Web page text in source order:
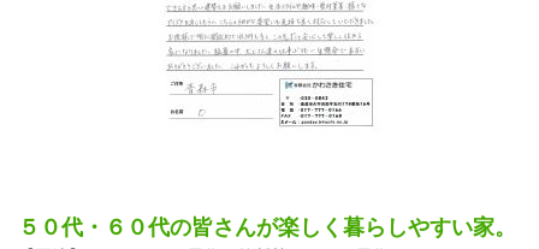
５０代・６０代の皆さんが楽しく暮らしやすい家。